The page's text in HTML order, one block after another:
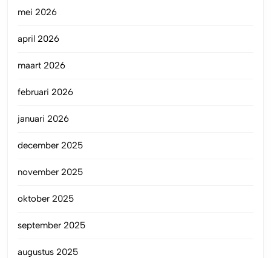
mei 2026
april 2026
maart 2026
februari 2026
januari 2026
december 2025
november 2025
oktober 2025
september 2025
augustus 2025